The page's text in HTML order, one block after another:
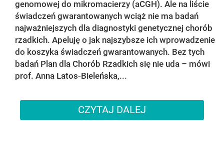
genomowej do mikromacierzy (aCGH). Ale na liście
świadczeń gwarantowanych wciąż nie ma badań
najważniejszych dla diagnostyki genetycznej chorób
rzadkich. Apeluję o jak najszybsze ich wprowadzenie
do koszyka świadczeń gwarantowanych. Bez tych
badań Plan dla Chorób Rzadkich się nie uda – mówi
prof. Anna Latos-Bieleńska,...
CZYTAJ DALEJ